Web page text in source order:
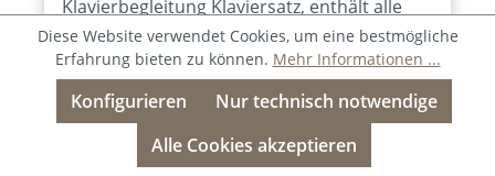
Klavierbegleitung Klaviersatz, enthält alle
Lieder des Musicals inkl. Gesangsmelodie
mit Liedtexten und Akkorden. Melodie-
Instrumente Stimme für Melodie-
Instrumente ausgewählter Lieder des
Musicals, notiert für C-Instrumente (Flöte,
Geige, …) oder Bb-/Es-Instrumente
Varianten ab10,95 €
Regulärer Preis:
15,95 €
Diese Website verwendet Cookies, um eine bestmögliche
Erfahrung bieten zu können. Mehr Informationen ...
Nur technisch notwendige
Konfigurieren
Alle Cookies akzeptieren